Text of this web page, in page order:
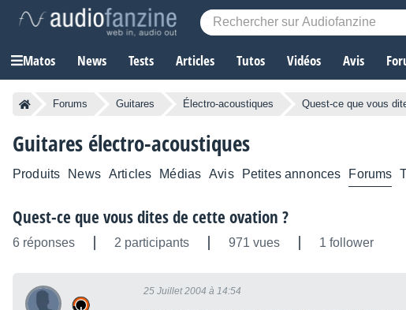
Matos News Tests Articles Tutos Vidéos Avis
Forums Guitares Électro-acoustiques Quest-ce que vous
Guitares électro-acoustiques
Produits News Articles Médias Avis Petites annonces Forums
Quest-ce que vous dites de cette ovation ?
6 réponses 2 participants 971 vues 1 follower
25 Juillet 2004 à 14:54